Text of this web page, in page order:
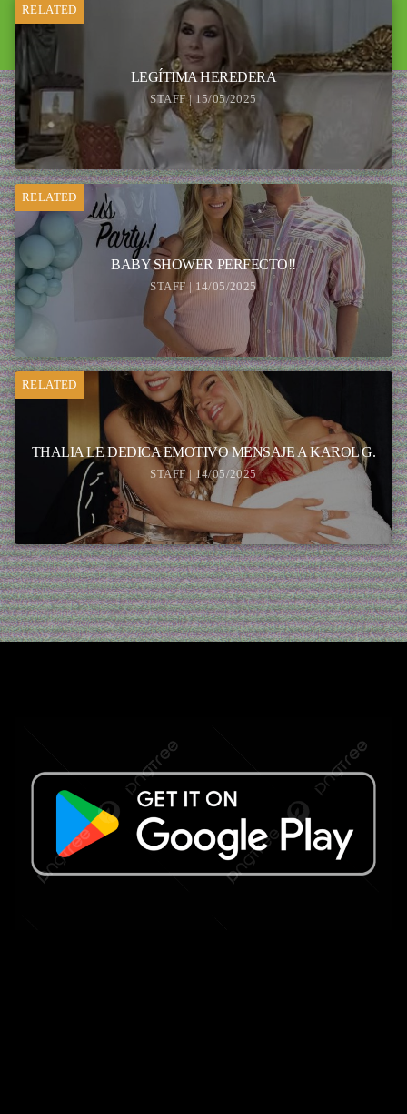
RELATED
LEGÍTIMA HEREDERA
STAFF | 15/05/2025
RELATED
BABY SHOWER PERFECTO!!
STAFF | 14/05/2025
RELATED
THALIA LE DEDICA EMOTIVO MENSAJE A KAROL G.
STAFF | 14/05/2025